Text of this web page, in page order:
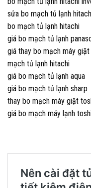
sửa bo mạch tủ lạnh
bo mạch tủ lạnh hitachi
giá bo mạch tủ lạnh
giá thay bo mạch máy giặt
mạch tủ lạnh hitachi
giá bo mạch tủ lạnh aqua
giá bo mạch tủ lạnh sharp
thay bo mạch máy giặt
giá bo mạch máy lạnh